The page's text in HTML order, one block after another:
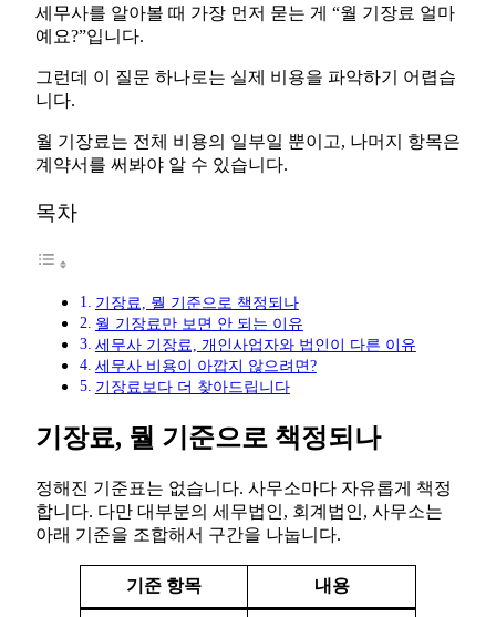
세무사를 알아볼 때 가장 먼저 묻는 게 “월 기장료 얼마
예요?”입니다.
그런데 이 질문 하나로는 실제 비용을 파악하기 어렵습
니다.
월 기장료는 전체 비용의 일부일 뿐이고, 나머지 항목은
계약서를 써봐야 알 수 있습니다.
목차
기장료, 뭘 기준으로 책정되나
월 기장료만 보면 안 되는 이유
세무사 기장료, 개인사업자와 법인이 다른 이유
세무사 비용이 아깝지 않으려면?
기장료보다 더 찾아드립니다
기장료, 뭘 기준으로 책정되나
정해진 기준표는 없습니다. 사무소마다 자유롭게 책정
합니다. 다만 대부분의 세무법인, 회계법인, 사무소는
아래 기준을 조합해서 구간을 나눕니다.
기준 항목 내용